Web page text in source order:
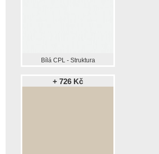
Bílá CPL - Struktura
+ 726 Kč